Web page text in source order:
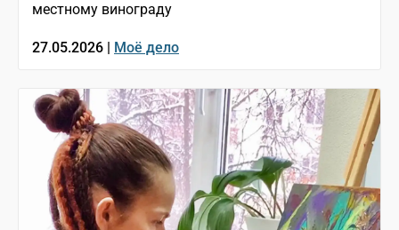
местному винограду
27.05.2026 | Моё дело